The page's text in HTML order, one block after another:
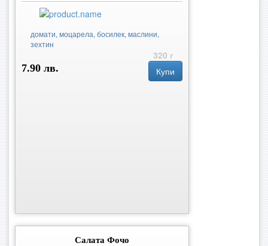
домати, моцарела, босилек, маслини,
зехтин
320 г
7.90 лв.
Купи
Салата Фочо